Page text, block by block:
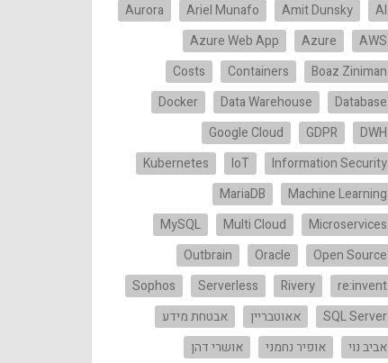
AI
Amit Dunsky
Ariel Munafo
Aurora
AWS
Azure
Azure Web App
Boaz Ziniman
Containers
Costs
Database
Data Warehouse
Docker
DWH
GDPR
Google Cloud
Information Security
IoT
Kubernetes
Machine Learning
MariaDB
Microservices
Multi Cloud
MySQL
Open Source
Oracle
Outbrain
re:invent
Rivery
Serverless
Sophos
SQL Server
אאוטבריין
אבטחת מידע
אביב נוי
אופיר נחמני
אושרי דהן